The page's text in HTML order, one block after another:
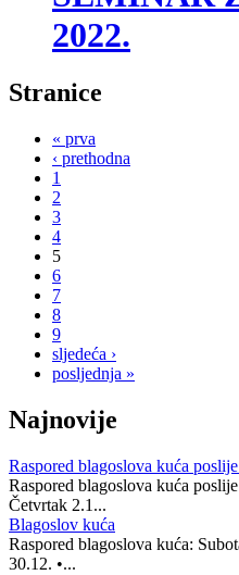
2022.
Stranice
« prva
‹ prethodna
1
2
3
4
5
6
7
8
9
sljedeća ›
posljednja »
Najnovije
Raspored blagoslova kuća
Raspored blagoslova kuća
Četvrtak 2.1...
Blagoslov kuća
Raspored blagoslova kuća:
30.12. •...